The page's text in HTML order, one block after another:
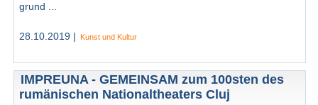
grund ...
28.10.2019 | Kunst und Kultur
IMPREUNA - GEMEINSAM zum 100sten des
rumänischen Nationaltheaters Cluj